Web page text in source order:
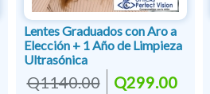
Lentes Graduados con Aro a
Elección + 1 Año de Limpieza
Ultrasónica
Q1140.00 Q299.00